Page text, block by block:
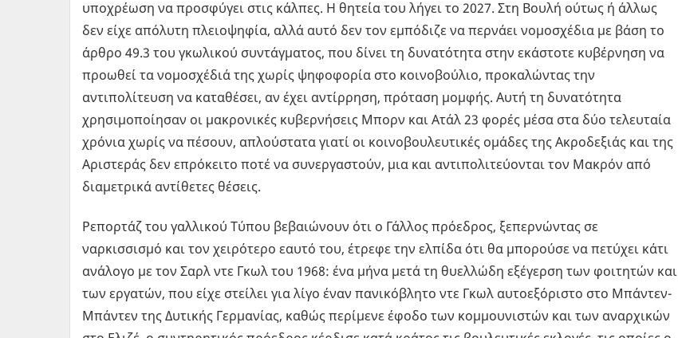
υποχρέωση να προσφύγει στις κάλπες. Η θητεία του λήγει το 2027. Στη Βουλή ούτως ή άλλως
δεν είχε απόλυτη πλειοψηφία, αλλά αυτό δεν τον εμπόδιζε να περνάει νομοσχέδια με βάση το
άρθρο 49.3 του γκωλικού συντάγματος, που δίνει τη δυνατότητα στην εκάστοτε κυβέρνηση να
προωθεί τα νομοσχέδιά της χωρίς ψηφοφορία στο κοινοβούλιο, προκαλώντας την
αντιπολίτευση να καταθέσει, αν έχει αντίρρηση, πρόταση μομφής. Αυτή τη δυνατότητα
χρησιμοποίησαν οι μακρονικές κυβερνήσεις Μπορν και Ατάλ 23 φορές μέσα στα δύο τελευταία
χρόνια χωρίς να πέσουν, απλούστατα γιατί οι κοινοβουλευτικές ομάδες της Ακροδεξιάς και της
Αριστεράς δεν επρόκειτο ποτέ να συνεργαστούν, μια και αντιπολιτεύονται τον Μακρόν από
διαμετρικά αντίθετες θέσεις.
Ρεπορτάζ του γαλλικού Τύπου βεβαιώνουν ότι ο Γάλλος πρόεδρος, ξεπερνώντας σε
ναρκισσισμό και τον χειρότερο εαυτό του, έτρεφε την ελπίδα ότι θα μπορούσε να πετύχει κάτι
ανάλογο με τον Σαρλ ντε Γκωλ του 1968: ένα μήνα μετά τη θυελλώδη εξέγερση των φοιτητών και
των εργατών, που είχε στείλει για λίγο έναν πανικόβλητο ντε Γκωλ αυτοεξόριστο στο Μπάντεν-
Μπάντεν της Δυτικής Γερμανίας, καθώς περίμενε έφοδο των κομμουνιστών και των αναρχικών